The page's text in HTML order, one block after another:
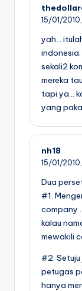
15/01/2010,
yah…
indonesia.
sekali2
mereka
tapi ya…
yang
nh18
15/01/2010,
Dua
#1.
company
kalau
mewakili
#2.
petugas
hanya